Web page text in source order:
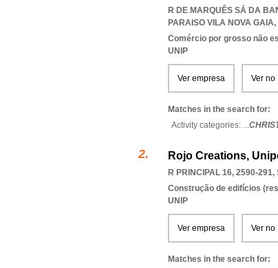
R DE MARQUÊS SÁ DA
PARAISO VILA NOVA GAIA,
Comércio por grosso não
UNIP
Ver empresa Ver no
Matches in the search for:
Activity categories: ...
Rojo Creations,
R PRINCIPAL 16, 2590-291,
Construção de edifícios
UNIP
Ver empresa Ver no
Matches in the search for: